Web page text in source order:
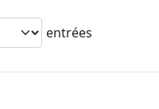
entrées